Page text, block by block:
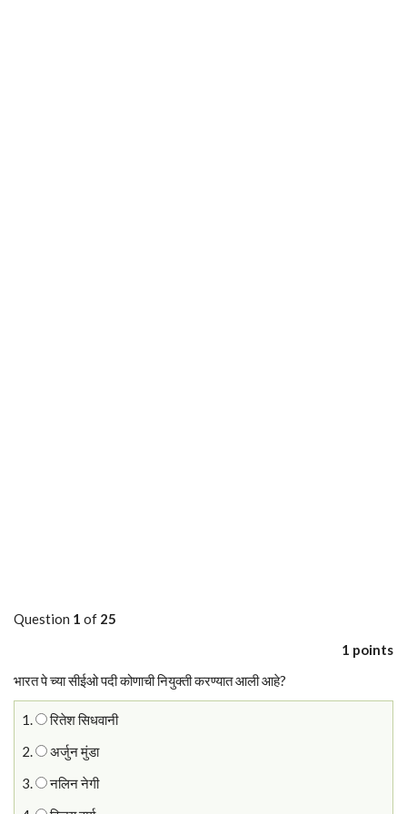
Question 1 of 25
1 points
भारत पे च्या सीईओ पदी कोणाची नियुक्ती करण्यात आली आहे?
1.
रितेश सिधवानी
2.
अर्जुन मुंडा
3.
नलिन नेगी